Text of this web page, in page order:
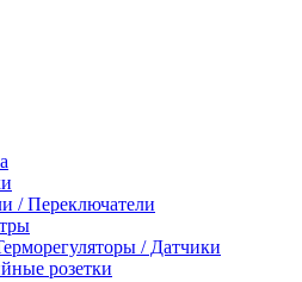
/ Переключатели
/ Датчики
розетки